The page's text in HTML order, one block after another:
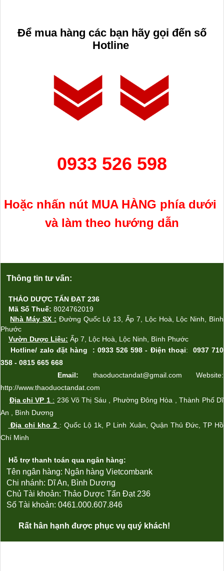
Để mua hàng các bạn hãy gọi đến số
Hotline
0933 526 598
Hoặc nhấn nút MUA HÀNG phía dưới
và làm theo hướng dẫn
Thông tin tư vấn:
THẢO DƯỢC TẤN ĐẠT 236
Mã Số Thuế: 8024762019
Nhà Máy SX : Đường Quốc Lộ 13, Ấp 7, Lộc Hoà,
Lộc Ninh, Bình
Phước
Vườn Dược Liệu: Ấp 7, L ộc Hoà L ộc Ninh, Bình Phước
Hotline/ zalo đặt hàng : 0933 526 598 - Điện thoại:
0937 710
358 - 0815 665 668
Email: thaoduoctandat@gmail.com Website:
http://www.thaoduoctandat.com
Địa chỉ VP 1 : 236 Võ Thị Sáu , Phường Đông Hòa , Thành Phố Dĩ
An , Bình Dương
Địa chỉ kho 2 : Quốc Lộ 1k , P Linh Xuân, Quận Thủ Đức, TP Hồ
Chí Minh
Hỗ trợ thanh toán qua ngân hàng:
Tên ngân hàng: Ngân hàng Vietcombank
Chi nhánh: Dĩ An, Bình Dương
Chủ Tài khoản: Thảo Dược Tấn Đạt 236
Số Tài khoản: 0461.000.607.846
Rất hân hạnh được phục vụ quý khách!